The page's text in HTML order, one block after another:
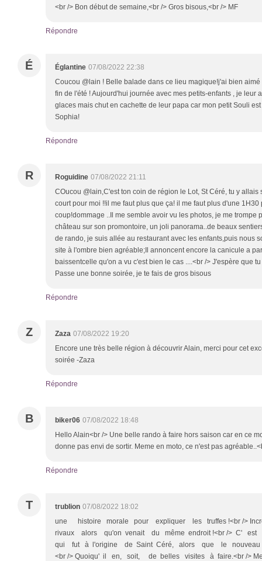
<br /> Bon début de semaine,<br /> Gros bisous,<br /> MF
Répondre
É Églantine 07/08/2022 22:38
Coucou @lain ! Belle balade dans ce lieu magique!j'ai bien
fin de l'été ! Aujourd'hui journée avec mes petits-enfants , je leur
glaces mais chut en cachette de leur papa car mon petit Souli
Sophia!
Répondre
R Roguidine 07/08/2022 21:11
COucou @lain,C'est ton coin de région le Lot, St Céré, tu y allais
court pour moi !!il me faut plus que ça! il me faut plus d'une
coup!dommage ..Il me semble avoir vu les photos, je me trompe
château sur son promontoire, un joli panorama..de beaux
de rando, je suis allée au restaurant avec les enfants,puis nous
site à l'ombre bien agréable;Il annoncent encore la canicule a
baissentcelle qu'on a vu c'est bien le cas ....<br /> J'espère que
Passe une bonne soirée, je te fais de gros bisous
Répondre
Z Zaza 07/08/2022 19:20
Encore une très belle région à découvrir Alain, merci pour cet
soirée -Zaza
Répondre
B biker06 07/08/2022 18:48
Hello Alain<br /> Une belle rando à faire hors saison car en ce
donne pas envi de sortir. Meme en moto, ce n'est pas
Répondre
T trublion 07/08/2022 18:02
une histoire morale pour expliquer les truffes !<br />
rivaux alors qu'on venait du même endroit !<br /> C'
qui fut à l'origine de Saint Céré, alors que le nouveau
<br /> Quoiqu' il en, soit, de belles visites à faire.<br /